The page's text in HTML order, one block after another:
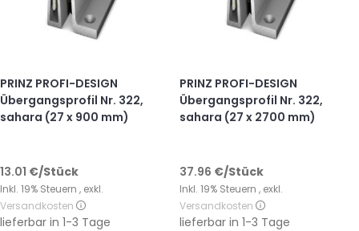
PRINZ PROFI-DESIGN
Übergangsprofil Nr. 322,
sahara (27 x 900 mm)
13.01 €/Stück
Inkl. 19% Steuern , exkl.
Versandkosten
lieferbar in 1-3 Tage
PRINZ PROFI-DESIGN
Übergangsprofil Nr. 322,
sahara (27 x 2700 mm)
37.96 €/Stück
Inkl. 19% Steuern , exkl.
Versandkosten
lieferbar in 1-3 Tage